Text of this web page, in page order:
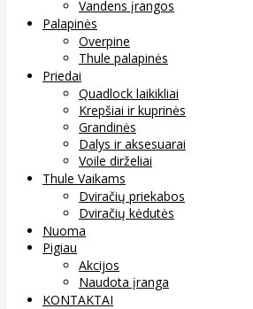
Vandens įrangos
Palapinės
Overpine
Thule palapinės
Priedai
Quadlock laikikliai
Krepšiai ir kuprinės
Grandinės
Dalys ir aksesuarai
Voile dirželiai
Thule Vaikams
Dviračių priekabos
Dviračių kėdutės
Nuoma
Pigiau
Akcijos
Naudota įranga
KONTAKTAI